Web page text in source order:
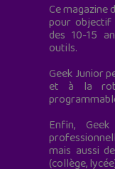
Ce magazine
pour objectif
des 10-15
outils.
Geek Junior
et à la
Enfin,
mais aussi
(collège,